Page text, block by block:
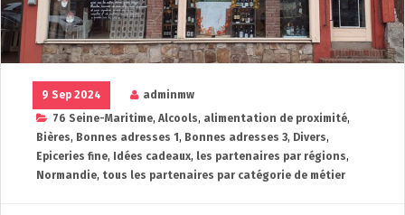
9 Sep 2024
adminmw
76 Seine-Maritime, Alcools, alimentation de proximité,
Bières, Bonnes adresses 1, Bonnes adresses 3, Divers,
Epiceries fine, Idées cadeaux, les partenaires par régions,
Normandie, tous les partenaires par catégorie de métier